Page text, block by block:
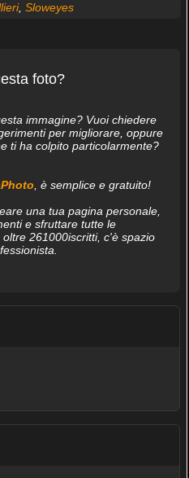
, Sloweyes
foto?
immagine? Vuoi chiedere
per migliorare, oppure
ti ha colpito particolarmente?
, è semplice e gratuito!
una tua pagina personale,
e sfruttare tutte le
261000iscritti, c'è spazio